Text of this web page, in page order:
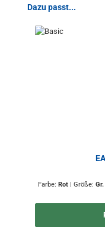
Produktgalerie
Dazu passt...
Farbe: Rot Größe: Gr.